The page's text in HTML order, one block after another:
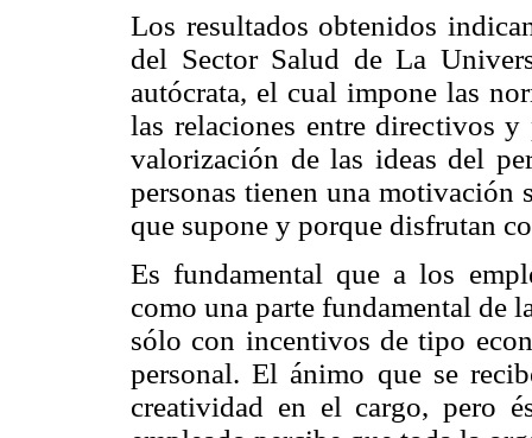
Los resultados obtenidos
del Sector Salud de La
autócrata, el cual impone las
las relaciones entre directivos
valorización de las ideas del
personas tienen una motivación
que supone y porque disfrutan
Es fundamental que a los
como una parte fundamental de
sólo con incentivos de tipo
personal. El ánimo que se
creatividad en el cargo, pero